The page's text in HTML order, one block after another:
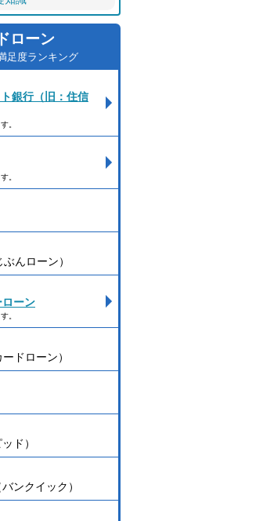
ローン
足度ランキング
銀行（旧：住信
。
。
んローン）
ーン
。
ドローン）
ド）
ンクイック）